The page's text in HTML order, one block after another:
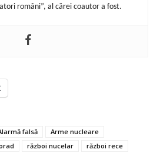
români”, al cărei coautor a fost.
falsă
Arme nucleare
război nucelar
război rece